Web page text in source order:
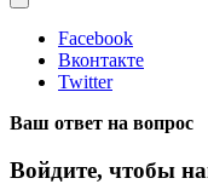
Facebook
Вконтакте
Twitter
Ваш ответ на вопрос
Войдите, чтобы